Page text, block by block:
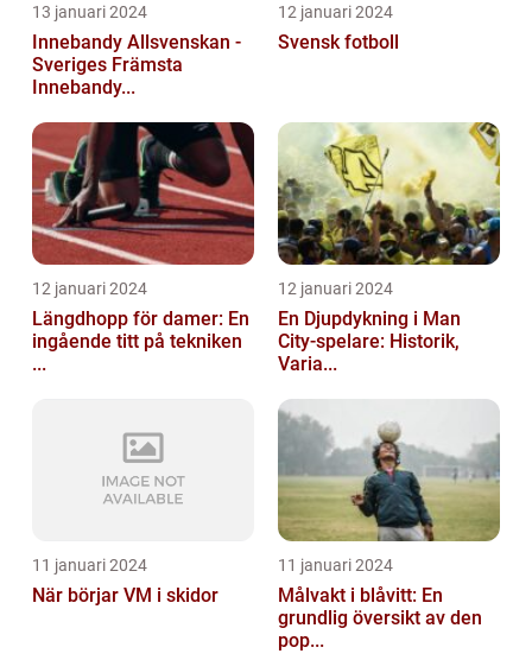
13 januari 2024
Innebandy Allsvenskan -
Sveriges Främsta
Innebandy...
12 januari 2024
Svensk fotboll
12 januari 2024
Längdhopp för damer: En
ingående titt på tekniken
...
12 januari 2024
En Djupdykning i Man
City-spelare: Historik,
Varia...
11 januari 2024
När börjar VM i skidor
11 januari 2024
Målvakt i blåvitt: En
grundlig översikt av den
pop...